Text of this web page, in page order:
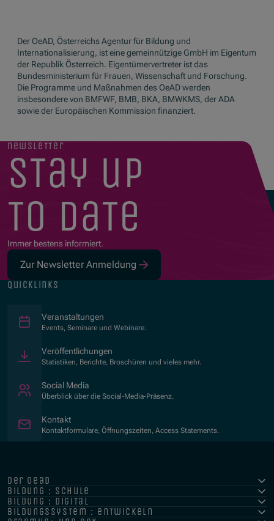
Der OeAD, Österreichs Agentur für Bildung und
Internationalisierung, ist eine gemeinnützige GmbH im Eigentum
der Republik Österreich. Eigentümervertreter ist das
Bundesministerium für Frauen, Wissenschaft und Forschung.
Die Programme und Maßnahmen des OeAD werden
insbesondere von BMFWF, BMB, BKA, BMWKMS, der ADA
sowie der Europäischen Kommission finanziert.
newsletter
stay up
to date
Immer bestens informiert.
Zur Newsletter Anmeldung
quicklinks
Veranstaltungen
Events, Seminare und Webinare.
Veröffentlichungen
Statistiken, Berichte, Broschüren und vieles mehr.
Social Media
Überblick über die Social-Media-Präsenz.
Kontakt
Kontaktformulare, Öffnungszeiten, Access Statements.
der oead
bildung : schule
bildung : digital
bildungssystem : entwickeln